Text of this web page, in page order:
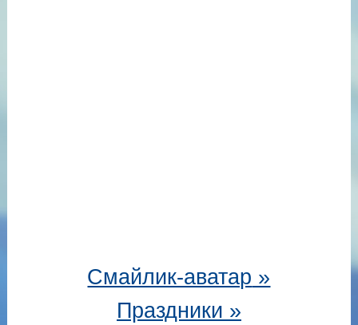
Смайлик-аватар »
Праздники »